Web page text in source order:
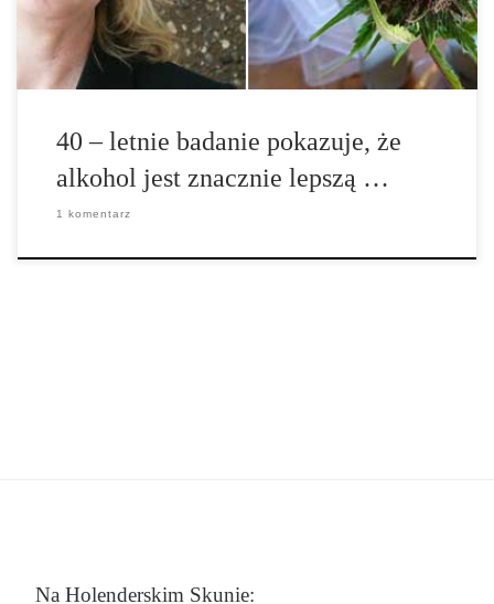
we współpracy z Brian C. Bennett […]
40 – letnie badanie pokazuje, że
alkohol jest znacznie lepszą …
1 komentarz
Na Holenderskim Skunie: